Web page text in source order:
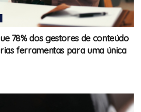
78% dos gestores de conteúdo
ferramentas para uma única